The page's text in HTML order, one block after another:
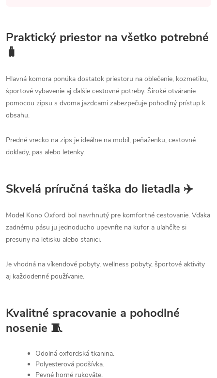
Praktický priestor na všetko potrebné
🧳
Hlavná komora ponúka dostatok priestoru na oblečenie, kozmetiku,
športové vybavenie aj ďalšie cestovné potreby. Široké otváranie
pomocou zipsu s dvoma jazdcami zabezpečuje pohodlný prístup k
obsahu.
Predné vrecko na zips je ideálne na mobil, peňaženku, cestovné
doklady, pas alebo letenky.
Skvelá príručná taška do lietadla ✈️
Model Kono Oxford bol navrhnutý pre komfortné cestovanie. Vďaka
zadnému pásu ju jednoducho upevníte na kufor a uľahčíte si
presuny na letisku alebo stanici.
Je vhodná na víkendové pobyty, wellness pobyty, športové aktivity
aj každodenné používanie.
Kvalitné spracovanie a pohodlné
nosenie 🧵
Odolná oxfordská tkanina.
Polyesterová podšívka.
Pevné horné rukoväte.